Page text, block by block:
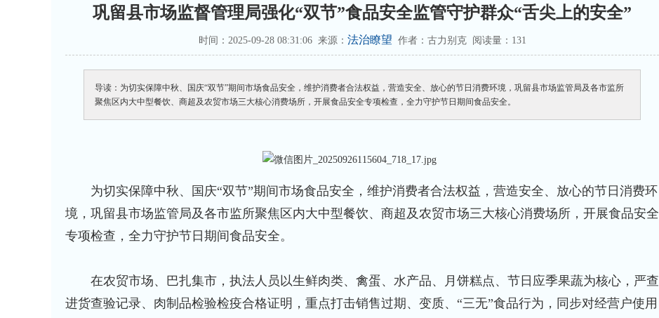
巩留县市场监督管理局强化“双节”食品安全监管守护群众“舌尖上的安全”
时间：2025-09-28 08:31:06 来源： 法治瞭望 作者：古力别克 阅读量：131
导读：为切实保障中秋、国庆“双节”期间市场食品安全，维护消费者合法权益，营造安全、放心的节日消费环境，巩留县市场监管局及各市监所
聚焦区内大中型餐饮、商超及农贸市场三大核心消费场所，开展食品安全专项检查，全力守护节日期间食品安全。
为切实保障中秋、国庆“双节”期间市场食品安全，维护消费者合法权益，营造安全、放心的节日消费环
境，巩留县市场监管局及各市监所聚焦区内大中型餐饮、商超及农贸市场三大核心消费场所，开展食品安全
专项检查，全力守护节日期间食品安全。
在农贸市场、巴扎集市，执法人员以生鲜肉类、禽蛋、水产品、月饼糕点、节日应季果蔬为核心，严查
进货查验记录、肉制品检验检疫合格证明，重点打击销售过期、变质、“三无”食品行为，同步对经营户使用